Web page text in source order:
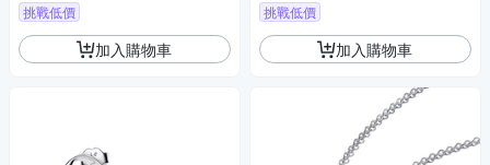
挑戰低價
加入購物車
挑戰低價
加入購物車